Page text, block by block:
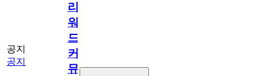
공지
공지
리
워
드
커
뮤